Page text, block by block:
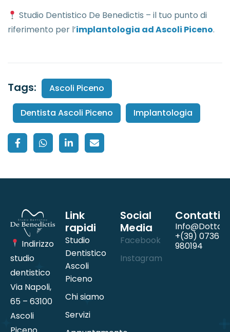
Studio Dentistico De Benedictis – il tuo punto di
riferimento per l’implantologia ad Ascoli Piceno.
Tags: Ascoli Piceno
Dentista Ascoli Piceno Implantologia
Indirizzo
studio
dentistico
Via Napoli,
65 – 63100
Ascoli
Link
rapidi
Studio
Dentistico
Ascoli
Piceno
Chi siamo
Servizi
Social
Media
Facebook
Instagram
Contatti
+(39) 0736
980194